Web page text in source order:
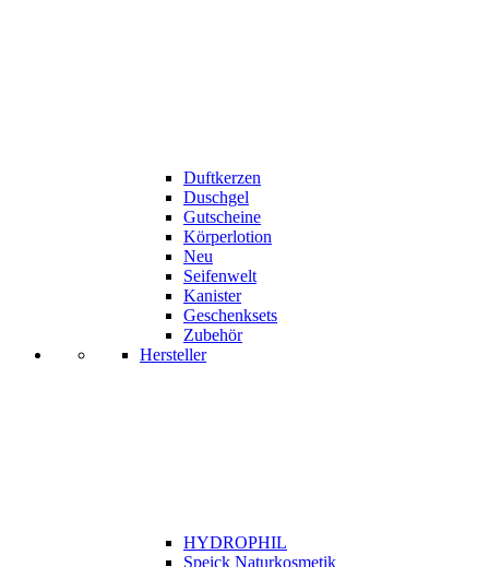
Duftkerzen
Duschgel
Gutscheine
Körperlotion
Neu
Seifenwelt
Kanister
Geschenksets
Zubehör
Hersteller
HYDROPHIL
Speick Naturkosmetik